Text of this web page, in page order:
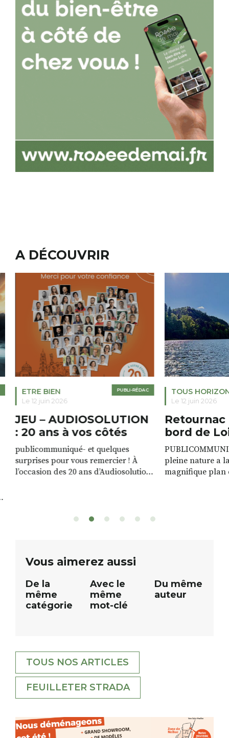
A DÉCOUVRIR
PUBLI-RÉDAC
ETRE BIEN
Le 12 juin 2026
JEU – AUDIOSOLUTION
: 20 ans à vos côtés
publicommuniqué- et quelques
surprises pour vous remercier ! À
l’occasion des 20 ans d’Audiosolution,
sont à gagner, sélectionnés auprès
12h à […]
TOUS
Le 12 juin 2026
Retournac
bord de
pleine nature a
magnifique plan
Vous aimerez aussi
De la
même
catégorie
Avec le
même
mot-clé
Du même
auteur
TOUS NOS ARTICLES
FEUILLETER STRADA